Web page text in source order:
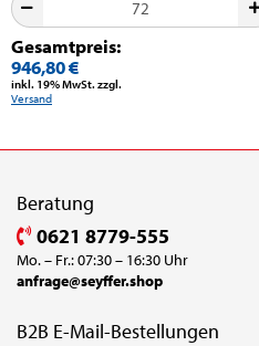
Gesamtpreis:
946,80 €
inkl. 19% MwSt. zzgl.
Versand
Beratung
0621 8779-555
Mo. – Fr.: 07:30 – 16:30 Uhr
anfrage@seyffer.shop
B2B E-Mail-Bestellungen